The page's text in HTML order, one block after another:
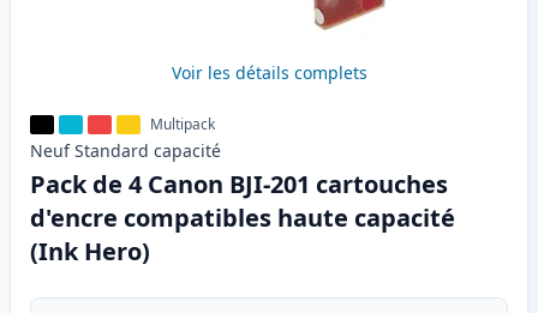
Voir les détails complets
Multipack
Neuf Standard capacité
Pack de 4 Canon BJI-201 cartouches
d'encre compatibles haute capacité
(Ink Hero)